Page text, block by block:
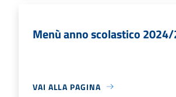
Menù anno scolastico
VAI ALLA PAGINA